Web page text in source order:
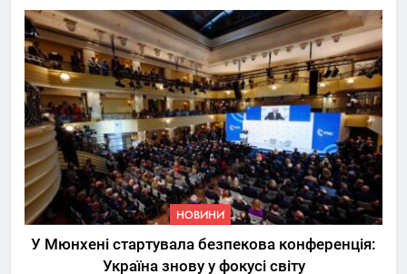
НОВИНИ
У Мюнхені стартувала безпекова конференція:
Україна знову у фокусі світу